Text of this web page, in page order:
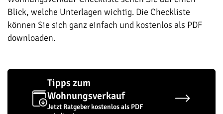
Blick, welche Unterlagen wichtig. Die Checkliste
können Sie sich ganz einfach und kostenlos als PDF
downloaden.
Tipps zum
Wohnungsverkauf
Jetzt Ratgeber kostenlos als PDF